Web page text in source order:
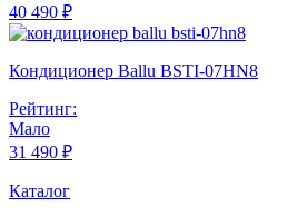
40 490 ₽
Кондиционер Ballu BSTI-07HN8
Рейтинг:
Мало
31 490 ₽
Каталог